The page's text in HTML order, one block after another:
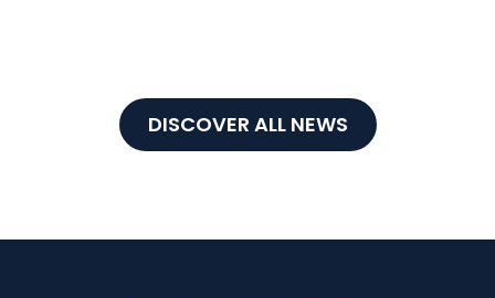
DISCOVER ALL NEWS